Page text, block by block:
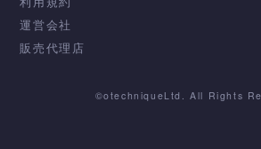
運営会社
販売代理店
©otechniqueLtd. All Rights